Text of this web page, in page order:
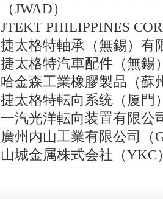
（JWAD）
JTEKT PHILIPPINES
捷太格特軸承（無錫）有
捷太格特汽車配件（無錫
哈金森工業橡膠製品（蘇
捷太格特転向系统（厦門
一汽光洋転向装置有限公
廣州内山工業有限公司（
山城金属株式会社（YKC